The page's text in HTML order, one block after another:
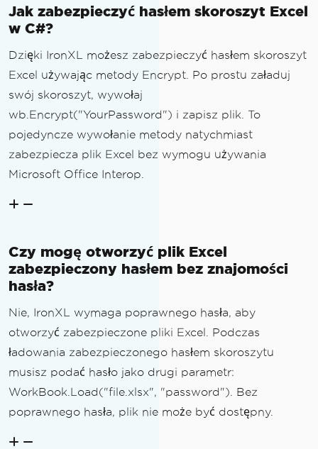
Jak zabezpieczyć hasłem skoroszyt Excel
w C#?
Dzięki IronXL możesz zabezpieczyć hasłem skoroszyt
Excel używając metody Encrypt. Po prostu załaduj
swój skoroszyt, wywołaj
wb.Encrypt("YourPassword") i zapisz plik. To
pojedyncze wywołanie metody natychmiast
zabezpiecza plik Excel bez wymogu używania
Microsoft Office Interop.
Czy mogę otworzyć plik Excel
zabezpieczony hasłem bez znajomości
hasła?
Nie, IronXL wymaga poprawnego hasła, aby
otworzyć zabezpieczone pliki Excel. Podczas
ładowania zabezpieczonego hasłem skoroszytu
musisz podać hasło jako drugi parametr:
WorkBook.Load("file.xlsx", "password"). Bez
poprawnego hasła, plik nie może być dostępny.